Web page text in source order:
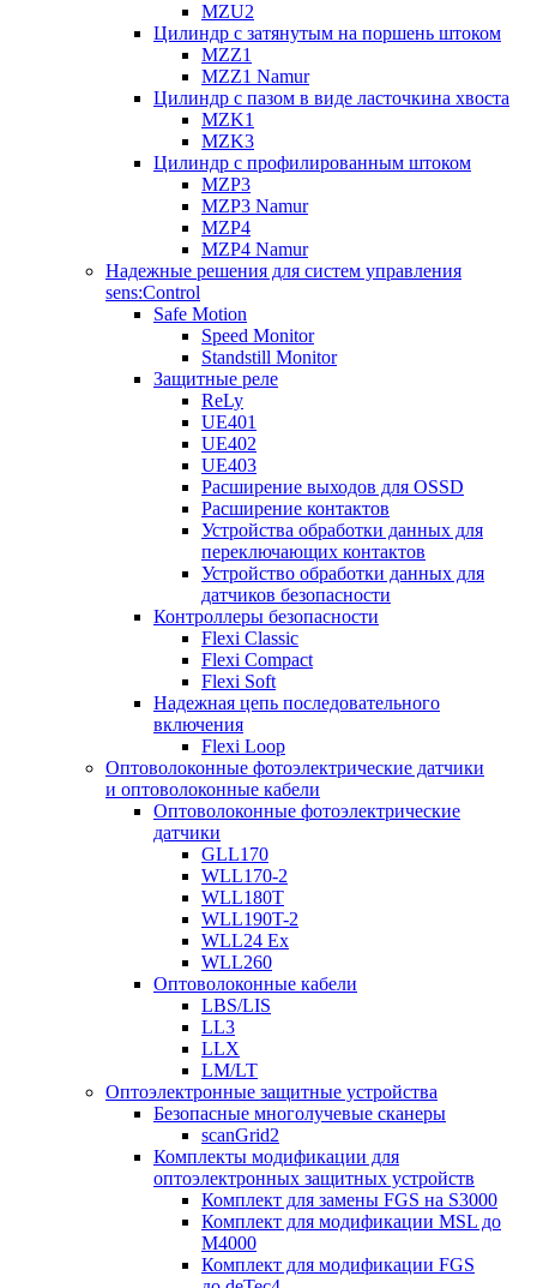
MZU2
Цилиндр с затянутым на поршень штоком
MZZ1
MZZ1 Namur
Цилиндр с пазом в виде ласточкина хвоста
MZK1
MZK3
Цилиндр с профилированным штоком
MZP3
MZP3 Namur
MZP4
MZP4 Namur
Надежные решения для систем управления
sens:Control
Safe Motion
Speed Monitor
Standstill Monitor
Защитные реле
ReLy
UE401
UE402
UE403
Расширение выходов для OSSD
Расширение контактов
Устройства обработки данных для
переключающих контактов
Устройство обработки данных для
датчиков безопасности
Контроллеры безопасности
Flexi Classic
Flexi Compact
Flexi Soft
Надежная цепь последовательного
включения
Flexi Loop
Оптоволоконные фотоэлектрические датчики
и оптоволоконные кабели
Оптоволоконные фотоэлектрические
датчики
GLL170
WLL170-2
WLL180T
WLL190T-2
WLL24 Ex
WLL260
Оптоволоконные кабели
LBS/LIS
LL3
LLX
LM/LT
Оптоэлектронные защитные устройства
Безопасные многолучевые сканеры
scanGrid2
Комплекты модификации для
оптоэлектронных защитных устройств
Комплект для замены FGS на S3000
Комплект для модификации MSL до
M4000
Комплект для модификации FGS